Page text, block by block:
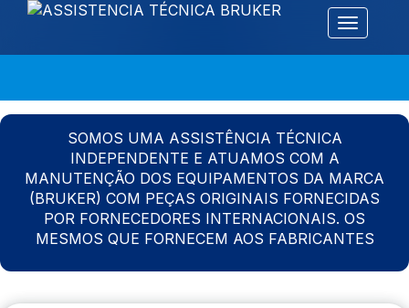
Alternar
SOMOS UMA ASSISTÊNCIA TÉCNICA
INDEPENDENTE E ATUAMOS COM A
MANUTENÇÃO DOS EQUIPAMENTOS DA MARCA
(BRUKER) COM PEÇAS ORIGINAIS FORNECIDAS
POR FORNECEDORES INTERNACIONAIS. OS
MESMOS QUE FORNECEM AOS FABRICANTES